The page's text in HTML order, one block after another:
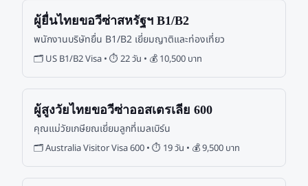
ผู้ยื่นไทยขอวีซ่าสหรัฐฯ B1/B2
พนักงานบริษัทยื่น B1/B2 เยี่ยมญาติและท่องเที่ยว
🗂 US B1/B2 Visa • ⏱ 22 วัน • 💰 10,500 บาท
ผู้สูงวัยไทยขอวีซ่าออสเตรเลีย 600
คุณแม่วัยเกษียณเยี่ยมลูกที่เมลเบิร์น
🗂Australia Visitor Visa 600 • ⏱ 19 วัน • 💰9,500 บาท